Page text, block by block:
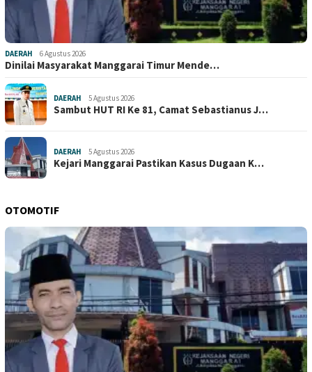
DAERAH 6 Agustus 2026
Dinilai Masyarakat Manggarai Timur Mende…
DAERAH 5 Agustus 2026
Sambut HUT RI Ke 81, Camat Sebastianus J…
DAERAH 5 Agustus 2026
Kejari Manggarai Pastikan Kasus Dugaan K…
OTOMOTIF